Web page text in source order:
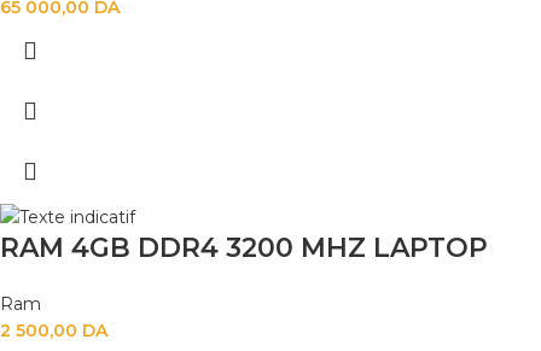
65 000,00 DA
RAM 4GB DDR4 3200 MHZ LAPTOP
Ram
2 500,00 DA